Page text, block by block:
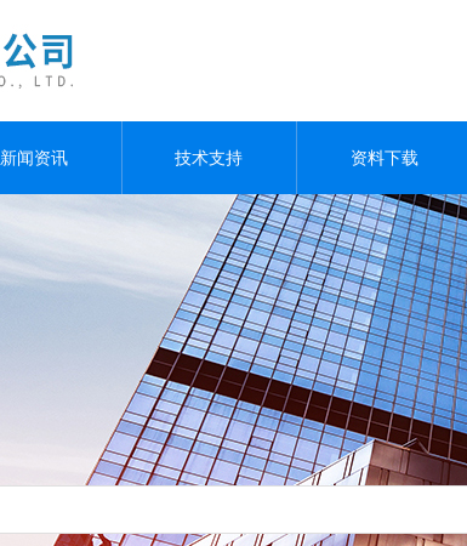
新闻资讯 技术支持 资料下载